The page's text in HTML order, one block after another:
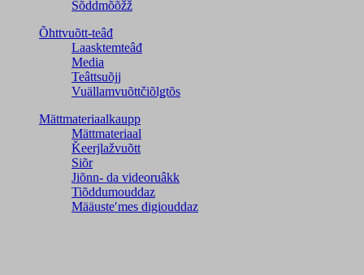
Šõddmõõžž
Õhttvuõtt-teâđ
Laasktemteâđ
Media
Teâttsuõjj
Vuällamvuõttčiõlǥtõs
Mättmateriaalkaupp
Mättmateriaal
Ǩeerjlažvuõtt
Siõr
Jiõnn- da videoruâkk
Tiõddumouddaz
Määusteʹmes digiouddaz